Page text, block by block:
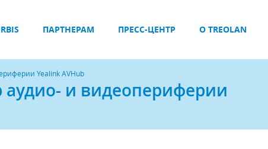
ПАРТНЕРАМ ПРЕСС-ЦЕНТР О TREOLAN
Yealink AVHub
аудио- и видеопериферии